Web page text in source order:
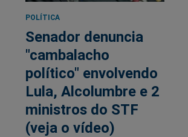
POLÍTICA
Senador denuncia
"cambalacho
político" envolvendo
Lula, Alcolumbre e 2
ministros do STF
(veja o vídeo)